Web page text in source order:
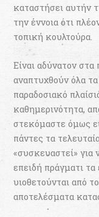
καταστήσει αυτήν
την έννοια ότι
τοπική κουλτούρα.
Είναι αδύνατον
αναπτυχθούν όλα
παραδοσιακό
καθημερινότητα,
στεκόμαστε όμως
πάντες τα
«συσκευαστεί» για
επειδή πράγματι
υιοθετούνται από
αποτελέσματα